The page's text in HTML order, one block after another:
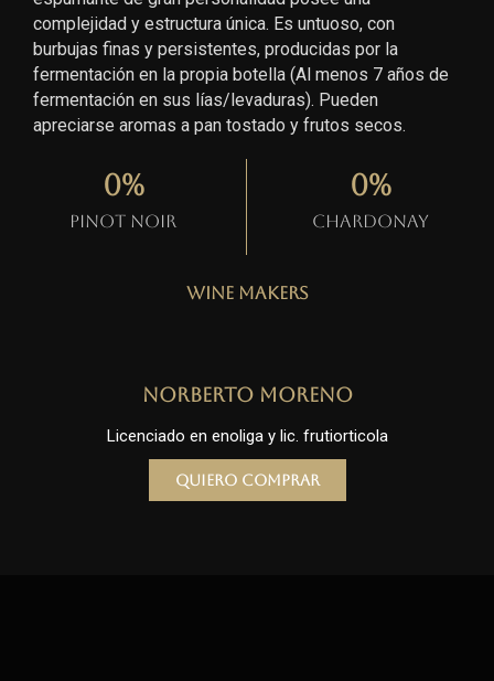
complejidad y estructura única. Es untuoso, con
burbujas finas y persistentes, producidas por la
fermentación en la propia botella (Al menos 7 años de
fermentación en sus lías/levaduras). Pueden
apreciarse aromas a pan tostado y frutos secos.
Pinot Noir
0%
Chardonay
0%
Wine Makers
Norberto Moreno
Licenciado en enoliga y lic. frutiorticola
Quiero comprar